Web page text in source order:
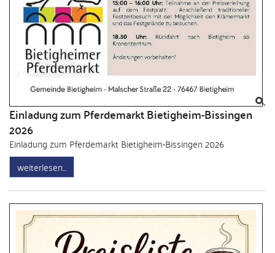
Einladung zum Pferdemarkt Bietigheim-Bissingen
2026
Einladung zum Pferdemarkt Bietigheim-Bissingen 2026
weiterlesen